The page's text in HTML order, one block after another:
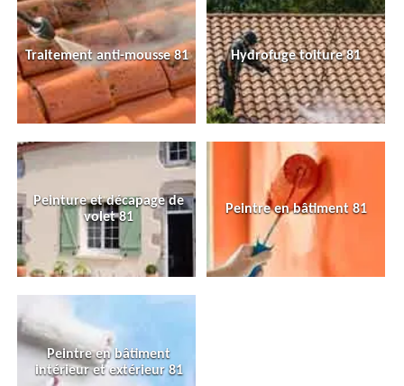
Traitement anti-mousse 81 Hydrofuge toiture 81
Peinture et décapage de
volet 81
Peintre en bâtiment 81
Peintre en bâtiment
intérieur et extérieur 81